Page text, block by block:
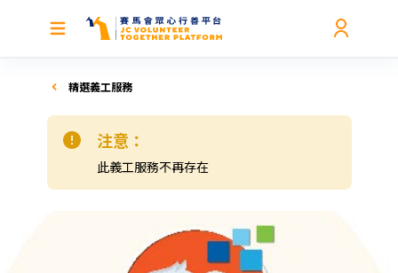
精選義工服務
注意：
此義工服務不再存在